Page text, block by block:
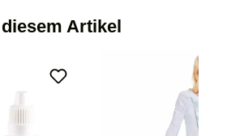
Artikel